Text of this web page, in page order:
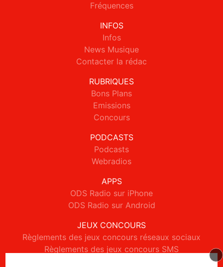
Fréquences
INFOS
Infos
News Musique
Contacter la rédac
RUBRIQUES
Bons Plans
Emissions
Concours
PODCASTS
Podcasts
Webradios
APPS
ODS Radio sur iPhone
ODS Radio sur Android
JEUX CONCOURS
Règlements des jeux concours réseaux sociaux
Règlements des jeux concours SMS